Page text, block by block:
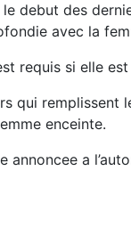
debut des
avec la
requis si elle
qui
enceinte.
a